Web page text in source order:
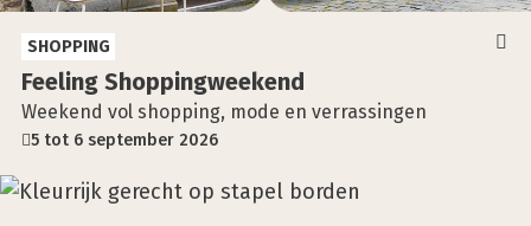
Fee­ling Shop­ping­week­end
Weekend vol shopping, mode en verrassingen
5 tot 6 september 2026
SHOPPING